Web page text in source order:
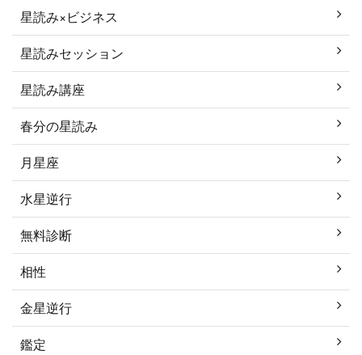
星読み×ビジネス
星読みセッション
星読み講座
春分の星読み
月星座
水星逆行
無料診断
相性
金星逆行
鑑定